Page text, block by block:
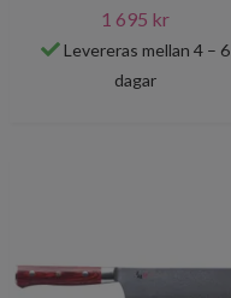
1 695 kr
Levereras mellan 4 – 6
dagar